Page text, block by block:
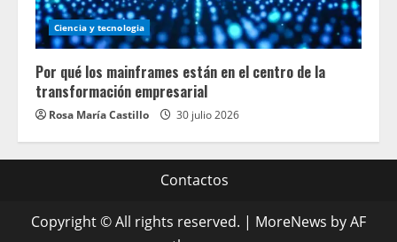
Ciencia y tecnologia
Por qué los mainframes están en el centro de la
transformación empresarial
Rosa María Castillo 30 julio 2026
Contactos
Copyright © All rights reserved. | MoreNews by AF